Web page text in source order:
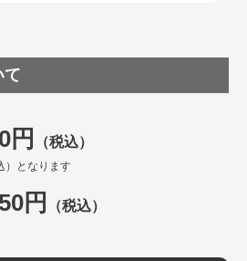
て
円 （税込）
）となります
円 （税込）